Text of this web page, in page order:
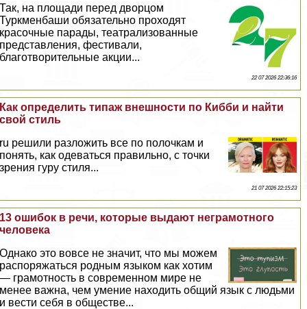
Так, на площади перед дворцом
Туркменбаши обязательно проходят
красочные парады, театрализованные
представления, фестивали,
благотворительные акции...
22 07 2026 22:36:16
Как определить типаж внешности по Кибби и найти
свой стиль
ru решили разложить все по полочкам и
понять, как одеваться правильно, с точки
зрения гуру стиля...
21 07 2026 22:15:23
13 ошибок в речи, которые выдают неграмотного
человека
Однако это вовсе не значит, что мы можем
распоряжаться родным языком как хотим
— грамотность в современном мире не
менее важна, чем умение находить общий язык с людьми
и вести себя в обществе...